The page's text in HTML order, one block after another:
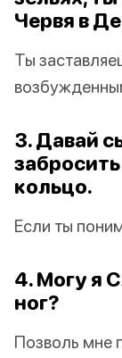
Червя в
Ты
3. Давай
кольцо.
Если ты
4. Могу я
ног?
Позволь мне